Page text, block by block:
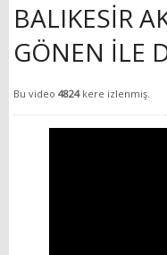
BALIKESİR
GÖNEN İLE
Bu video 4824kere izlenmiş.